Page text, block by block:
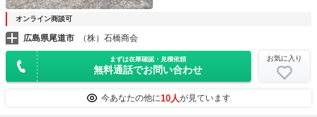
オンライン商談可
広島県尾道市 （株）石橋商会
まずは在庫確認・見積依頼
無料通話でお問い合わせ
お気に入り
今あなたの他に10人が見ています